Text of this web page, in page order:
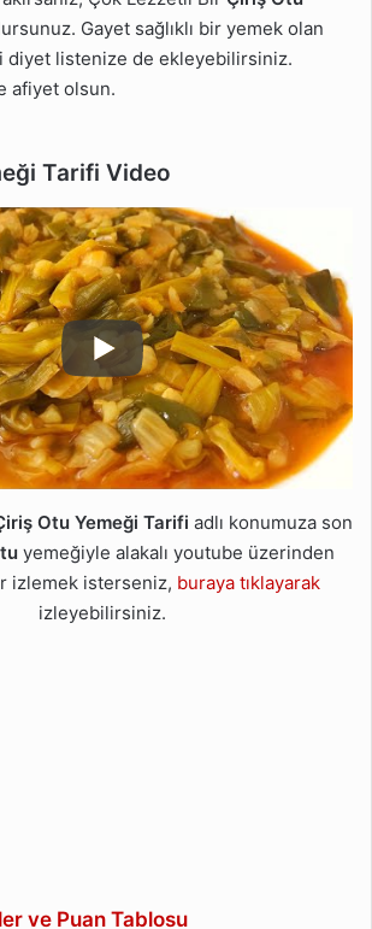
Gayet sağlıklı bir yemek olan
diyet listenize de ekleyebilirsiniz.
afiyet olsun.
Tarifi Video
Otu Yemeği Tarifi adlı konumuza son
yemeğiyle alakalı youtube üzerinden
izlemek isterseniz, buraya tıklayarak
izleyebilirsiniz.
ve Puan Tablosu